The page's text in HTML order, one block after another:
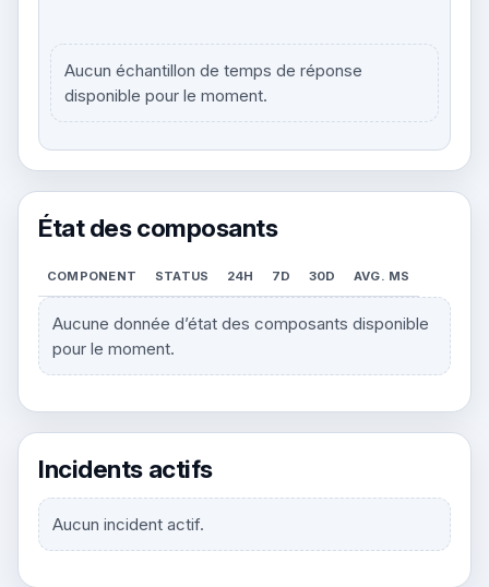
Aucun échantillon de temps de réponse
disponible pour le moment.
État des composants
COMPONENT STATUS 24H 7D 30D AVG. MS
Aucune donnée d’état des composants disponible
pour le moment.
Incidents actifs
Aucun incident actif.